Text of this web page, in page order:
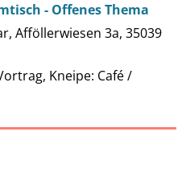
- Offenes Thema
Afföllerwiesen 3a, 35039
Kneipe: Café /